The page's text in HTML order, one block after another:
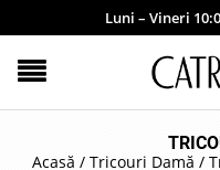
Luni – Vineri
Acasă / Tricouri Damă /